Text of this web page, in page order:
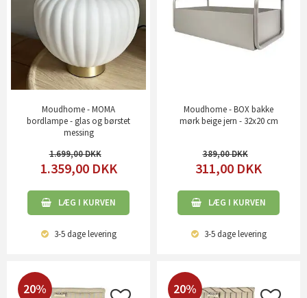
Moudhome - MOMA
bordlampe - glas og børstet
messing
1.699,00
1.359,00 DKK
LÆG I KURVEN
3-5 dagelevering
Moudhome - BOX bakke
mørk beige jern - 32x20 cm
389,00
311,00 DKK
LÆG I KURVEN
3-5 dagelevering
20% 20%